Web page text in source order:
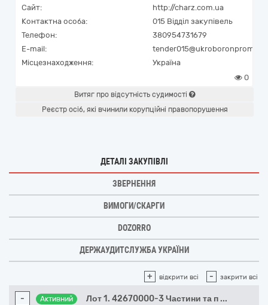
Сайт:
http://charz.com.ua
Контактна особа:
015 Відділ закупівель
Телефон:
380954731679
E-mail:
Місцезнаходження:
Україна
0
Витяг про відсутність судимості
Реєстр осіб, які вчинили корупційні правопорушення
ДЕТАЛІ ЗАКУПІВЛІ
ЗВЕРНЕННЯ
ВИМОГИ/СКАРГИ
DOZORRO
ДЕРЖАУДИТСЛУЖБА УКРАЇНИ
+ відкрити всі - закрити всі
- Активний Лот 1. 42670000-3 Частини та п ...